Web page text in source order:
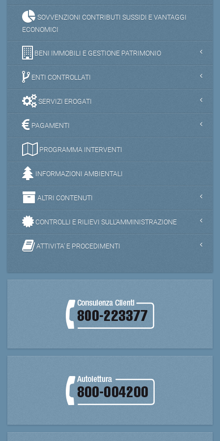
SOVVENZIONI CONTRIBUTI SUSSIDI E VANTAGGI
ECONOMICI
BENI IMMOBILI E GESTIONE PATRIMONIO
ENTI CONTROLLATI
SERVIZI EROGATI
PAGAMENTI
PROGRAMMA INTERVENTI
INFORMAZIONI AMBIENTALI
ALTRI CONTENUTI
CONTROLLI E RILIEVI SULL'AMMINISTRAZIONE
ATTIVITA' E PROCEDIMENTI